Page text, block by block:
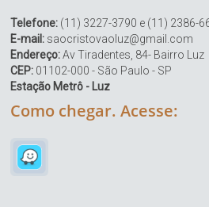
Telefone: (11) 3227-3790 e (11) 2386-
E-mail: saocristovaoluz@gmail.com
Endereço:Av Tiradentes, 84- Bairro Luz
CEP: 01102-000 - São Paulo - SP
Estação Metrô - Luz
Como chegar. Acesse: